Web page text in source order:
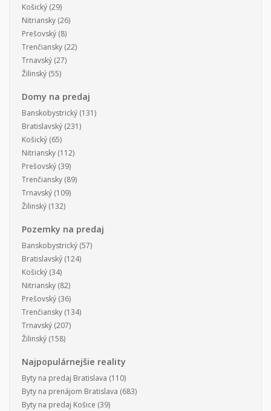
Košický (29)
Nitriansky (26)
Prešovský (8)
Trenčiansky (22)
Trnavský (27)
Žilinský (55)
Domy na predaj
Banskobystrický (131)
Bratislavský (231)
Košický (65)
Nitriansky (112)
Prešovský (39)
Trenčiansky (89)
Trnavský (109)
Žilinský (132)
Pozemky na predaj
Banskobystrický (57)
Bratislavský (124)
Košický (34)
Nitriansky (82)
Prešovský (36)
Trenčiansky (134)
Trnavský (207)
Žilinský (158)
Najpopulárnejšie reality
Byty na predaj Bratislava (110)
Byty na prenájom Bratislava (683)
Byty na predaj Košice (39)